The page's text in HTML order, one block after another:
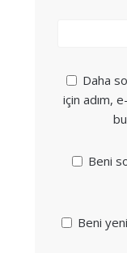
Daha
için adım,
Beni
Beni